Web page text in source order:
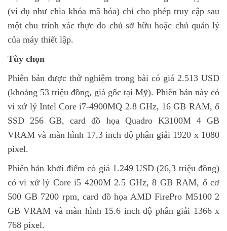
(ví dụ như chìa khóa mã hóa) chỉ cho phép truy cập sau
một chu trình xác thực do chủ sở hữu hoặc chủ quản lý
của máy thiết lập.
Tùy chọn
Phiên bản được thử nghiệm trong bài có giá 2.513 USD
(khoảng 53 triệu đồng, giá gốc tại Mỹ). Phiên bản này có
vi xử lý Intel Core i7-4900MQ 2.8 GHz, 16 GB RAM, ổ
SSD 256 GB, card đồ họa Quadro K3100M 4 GB
VRAM và màn hình 17,3 inch độ phân giải 1920 x 1080
pixel.
Phiên bản khởi điểm có giá 1.249 USD (26,3 triệu đồng)
có vi xử lý Core i5 4200M 2.5 GHz, 8 GB RAM, ổ cơ
500 GB 7200 rpm, card đồ họa AMD FirePro M5100 2
GB VRAM và màn hình 15.6 inch độ phân giải 1366 x
768 pixel.